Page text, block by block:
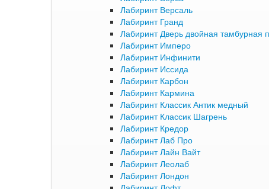
Лабиринт Версаль
Лабиринт Гранд
Лабиринт Дверь двойная тамбурная
Лабиринт Имперо
Лабиринт Инфинити
Лабиринт Иссида
Лабиринт Карбон
Лабиринт Кармина
Лабиринт Классик Антик медный
Лабиринт Классик Шагрень
Лабиринт Кредор
Лабиринт Лаб Про
Лабиринт Лайн Вайт
Лабиринт Леолаб
Лабиринт Лондон